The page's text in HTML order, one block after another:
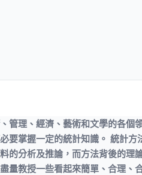
理、經濟、藝術和文學的各個
掌握一定的統計知識。 統計
分析及推論，而方法背後的理
教授一些看起來簡單、合理、